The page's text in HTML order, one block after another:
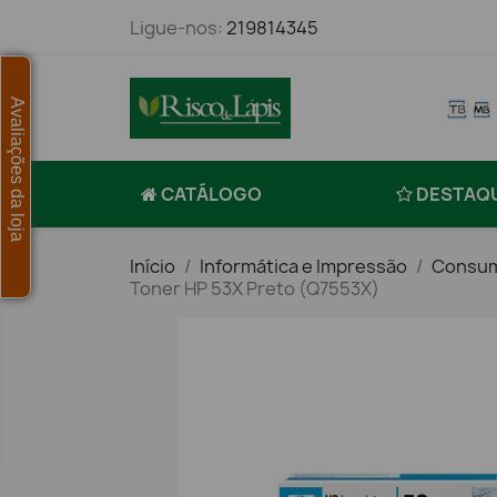
Ligue-nos: 219814345
CATÁLOGO
Início Informática e Impressão
Toner HP 53X Preto (Q7553X)
Avaliações da loja